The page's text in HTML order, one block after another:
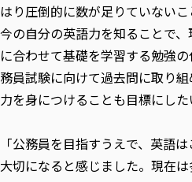
はり圧倒的に数が足りていないこ
今の自分の英語力を知ることで
に合わせて基礎を学習する勉強
務員試験に向けて過去問に取り
力を身につけることも目標にした
「公務員を目指すうえで、英語
大切になると感じました。現在